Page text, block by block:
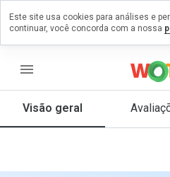
menu
Visão geral
um
que
Este site usa cookies para análises e
continuar, você concorda com a nossa